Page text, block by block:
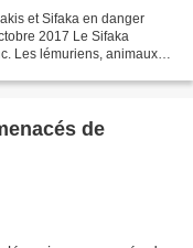
et Sifaka en danger
2017 Le Sifaka
Les lémuriens, animaux
de